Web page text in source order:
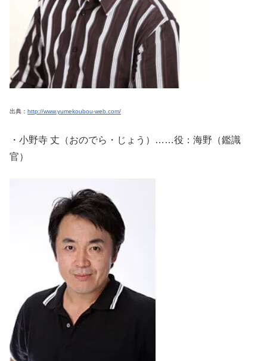
出典： http://www.yumekoubou-web.com/
・小野寺 丈（おのでら・じょう）……役：海野（鑑識
官）